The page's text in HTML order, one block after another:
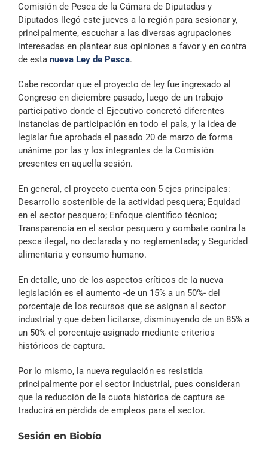
Comisión de Pesca de la Cámara de Diputadas y
Diputados llegó este jueves a la región para sesionar y,
principalmente, escuchar a las diversas agrupaciones
interesadas en plantear sus opiniones a favor y en contra
de esta nueva Ley de Pesca.
Cabe recordar que el proyecto de ley fue ingresado al
Congreso en diciembre pasado, luego de un trabajo
participativo donde el Ejecutivo concretó diferentes
instancias de participación en todo el país, y la idea de
legislar fue aprobada el pasado 20 de marzo de forma
unánime por las y los integrantes de la Comisión
presentes en aquella sesión.
En general, el proyecto cuenta con 5 ejes principales:
Desarrollo sostenible de la actividad pesquera; Equidad
en el sector pesquero; Enfoque científico técnico;
Transparencia en el sector pesquero y combate contra la
pesca ilegal, no declarada y no reglamentada; y Seguridad
alimentaria y consumo humano.
En detalle, uno de los aspectos críticos de la nueva
legislación es el aumento -de un 15% a un 50%- del
porcentaje de los recursos que se asignan al sector
industrial y que deben licitarse, disminuyendo de un 85% a
un 50% el porcentaje asignado mediante criterios
históricos de captura.
Por lo mismo, la nueva regulación es resistida
principalmente por el sector industrial, pues consideran
que la reducción de la cuota histórica de captura se
traducirá en pérdida de empleos para el sector.
Sesión en Biobío